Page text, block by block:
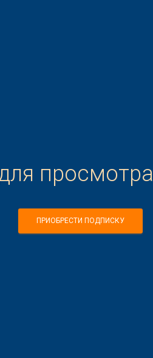
ПРИОБРЕСТИ ПОДПИСКУ